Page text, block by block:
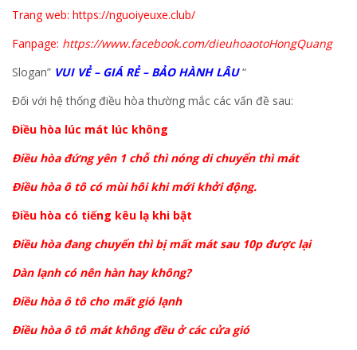
Trang web: https://nguoiyeuxe.club/
Fanpage: https://www.facebook.com/dieuhoaotoHongQuang
Slogan” VUI VẺ – GIÁ RẺ – BẢO HÀNH LÂU “
Đối với hệ thống điều hòa thường mắc các vấn đề sau:
Điều hòa lúc mát lúc không
Điều hòa đứng yên 1 chỗ thì nóng di chuyển thì mát
Điều hòa ô tô có mùi hôi khi mới khởi động.
Điều hòa có tiếng kêu lạ khi bật
Điều hòa đang chuyển thì bị mất mát sau 10p được lại
Dàn lạnh có nên hàn hay không?
Điều hòa ô tô cho mất gió lạnh
Điều hòa ô tô mát không đều ở các cửa gió